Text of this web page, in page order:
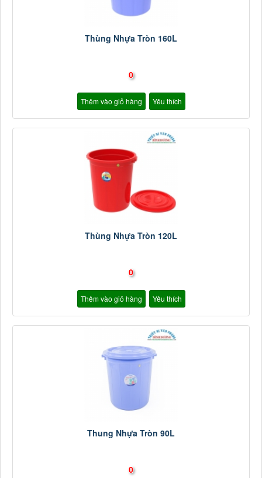
Thùng Nhựa Tròn 160L
0
Thêm vào giỏ hàng Yêu thích
Thùng Nhựa Tròn 120L
0
Thêm vào giỏ hàng Yêu thích
Thung Nhựa Tròn 90L
0